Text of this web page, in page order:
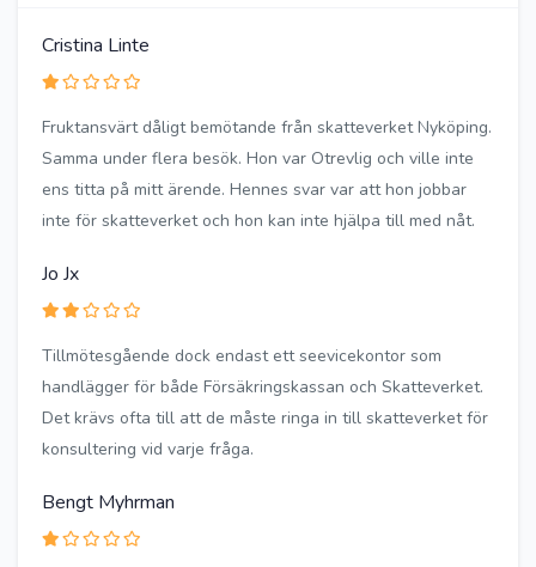
Cristina Linte
Fruktansvärt dåligt bemötande från skatteverket Nyköping.
Samma under flera besök. Hon var Otrevlig och ville inte
ens titta på mitt ärende. Hennes svar var att hon jobbar
inte för skatteverket och hon kan inte hjälpa till med nåt.
Jo Jx
Tillmötesgående dock endast ett seevicekontor som
handlägger för både Försäkringskassan och Skatteverket.
Det krävs ofta till att de måste ringa in till skatteverket för
konsultering vid varje fråga.
Bengt Myhrman